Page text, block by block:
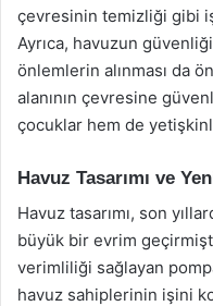
çevresinin temizliği gibi
Ayrıca, havuzun
önlemlerin alınması da
alanının çevresine
çocuklar hem de
Havuz Tasarımı ve
Havuz tasarımı, son
büyük bir evrim
verimliliği sağlayan
havuz sahiplerinin işini